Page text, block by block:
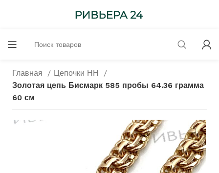
Главная
Цепочки НН
Золотая цепь Бисмарк 585 пробы 64.36 грамма
60 см